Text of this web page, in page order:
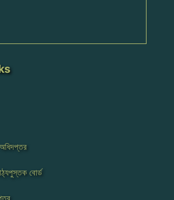
অধিদপ্তর
বোর্ড